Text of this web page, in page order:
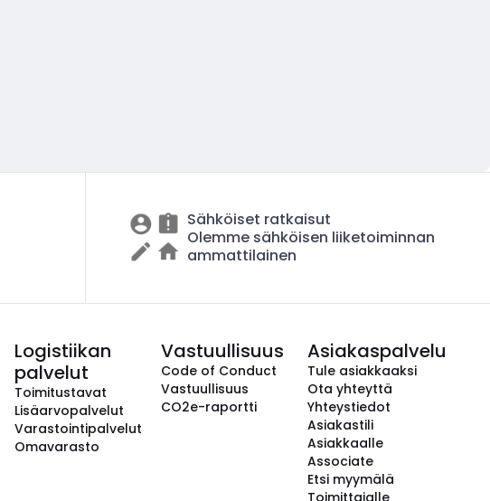
Sähköiset ratkaisut
Olemme sähköisen liiketoiminnan
ammattilainen
Logistiikan
palvelut
Toimitustavat
Lisäarvopalvelut
Varastointipalvelut
Omavarasto
Vastuullisuus
Code of Conduct
Vastuullisuus
CO2e-raportti
Asiakaspalvelu
Tule asiakkaaksi
Ota yhteyttä
Yhteystiedot
Asiakastili
Asiakkaalle
Associate
Etsi myymälä
Toimittajalle